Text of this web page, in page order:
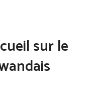
sur le